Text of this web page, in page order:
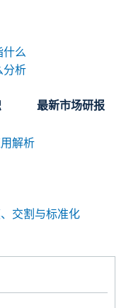
什么
分析
最新市场研报
解析
交割与标准化